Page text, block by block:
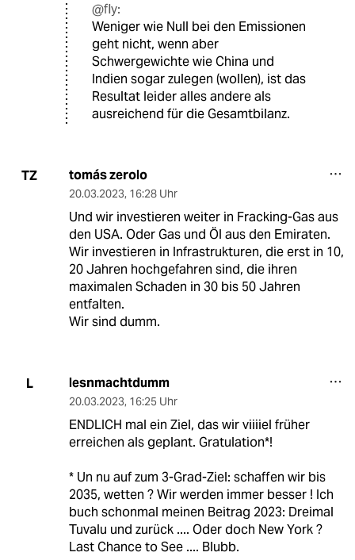
@fly:
Weniger wie Null bei den Emissionen
geht nicht, wenn aber
Schwergewichte wie China und
Indien sogar zulegen (wollen), ist das
Resultat leider alles andere als
ausreichend für die Gesamtbilanz.
TZ tomás zerolo
20.03.2023, 16:28 Uhr
Und wir investieren weiter in Fracking-Gas aus
den USA. Oder Gas und Öl aus den Emiraten.
Wir investieren in Infrastrukturen, die erst in 10,
20 Jahren hochgefahren sind, die ihren
maximalen Schaden in 30 bis 50 Jahren
entfalten.
Wir sind dumm.
L lesnmachtdumm
20.03.2023, 16:25 Uhr
ENDLICH mal ein Ziel, das wir viiiiel früher
erreichen als geplant. Gratulation*!
* Un nu auf zum 3-Grad-Ziel: schaffen wir bis
2035, wetten ? Wir werden immer besser ! Ich
buch schonmal meinen Beitrag 2023: Dreimal
Tuvalu und zurück .... Oder doch New York ?
Last Chance to See .... Blubb.